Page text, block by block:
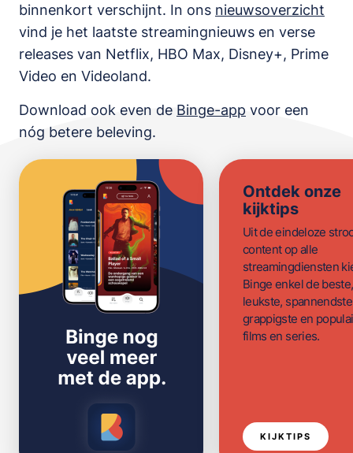
binnenkort verschijnt. In ons nieuwsoverzicht
vind je het laatste streamingnieuws en verse
releases van Netflix, HBO Max, Disney+, Prime
Video en Videoland.
Download ook even de Binge-app voor een
nóg betere beleving.
Ontdek onze
kijktips
Uit de eindeloze
content op alle
streamingdiensten
Binge enkel de beste,
leukste,
grappigste en
films en series.
KIJKTIPS